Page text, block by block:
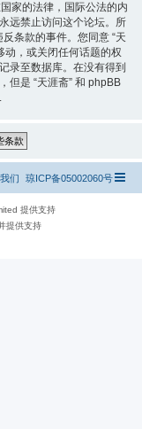
家的法律，国际公法的内
远禁止访问这个论坛。所
条款的事件。您同意 “天
动，或关闭任何话题的权
录至数据库。在没有得到
但是 “天涯斋” 和 phpBB
琼ICP备05002060号
们
提供支持
提供支持